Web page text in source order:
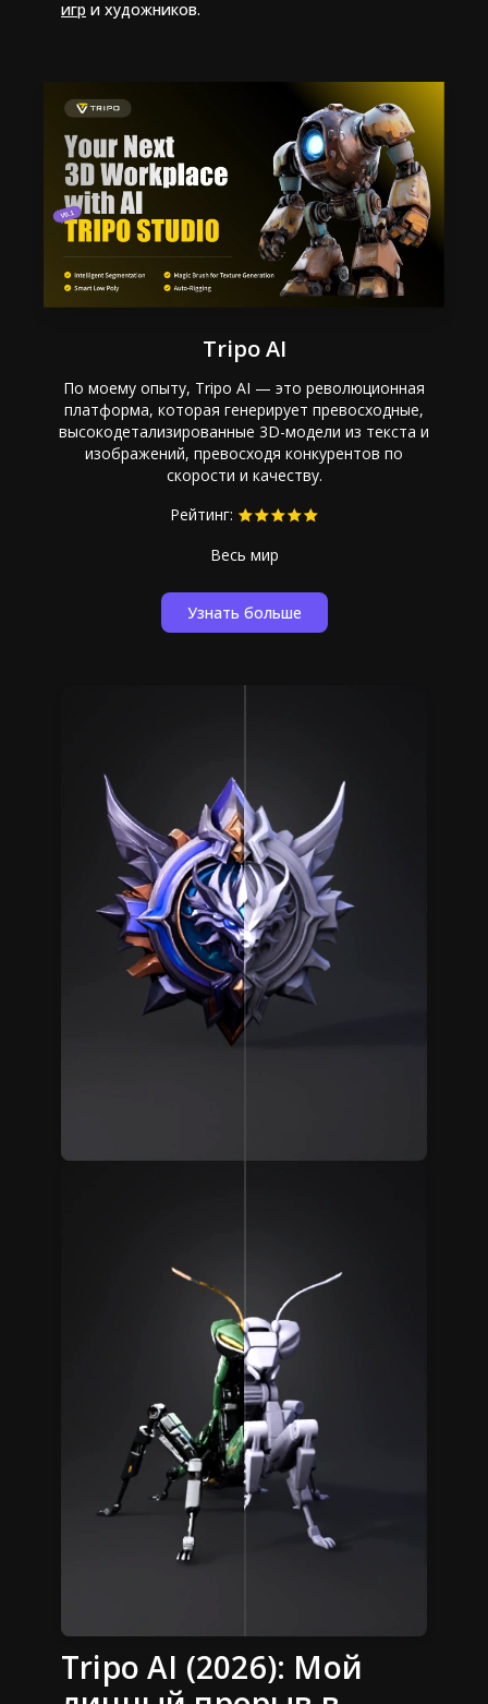
игр и художников.
Tripo AI
По моему опыту, Tripo AI — это революционная
платформа, которая генерирует превосходные,
высокодетализированные 3D-модели из текста и
изображений, превосходя конкурентов по
скорости и качеству.
Рейтинг:
Весь мир
Узнать больше
Tripo AI (2026): Мой